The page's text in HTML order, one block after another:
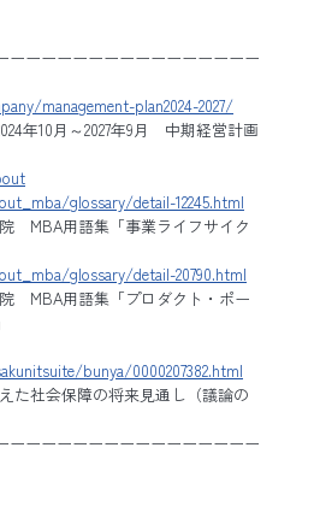
ーーーーーーーーーーーーーーーー
management-plan2024-2027/
年10月～2027年9月 中期経営計画
glossary/detail-12245.html
MBA用語集「事業ライフサイク
glossary/detail-20790.html
MBA用語集「プロダクト・ポー
bunya/0000207382.html
社会保障の将来見通し（議論の
ーーーーーーーーーーーーーーーー